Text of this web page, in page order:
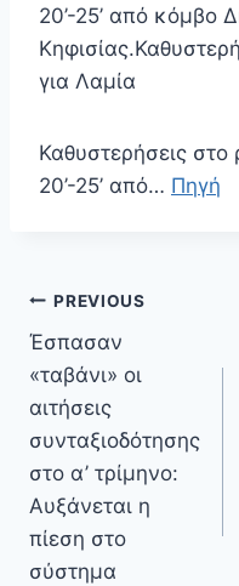
20’-25’ από κόμβο
για Λαμία
Καθυστερήσεις
20’-25’ από… Πηγή
Πλοήγηση
άρθρων
PREVIOUS
Έσπασαν
«ταβάνι» οι
αιτήσεις
συνταξιοδότησης
στο α’ τρίμηνο:
Αυξάνεται η
πίεση στο
σύστημα